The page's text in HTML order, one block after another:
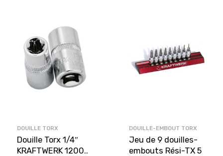
DOUILLE TORX
Douille Torx 1/4″
KRAFTWERK 1200..
DOUILLE-EMBOUT TORX
Jeu de 9 douilles-
embouts Rési-TX 5